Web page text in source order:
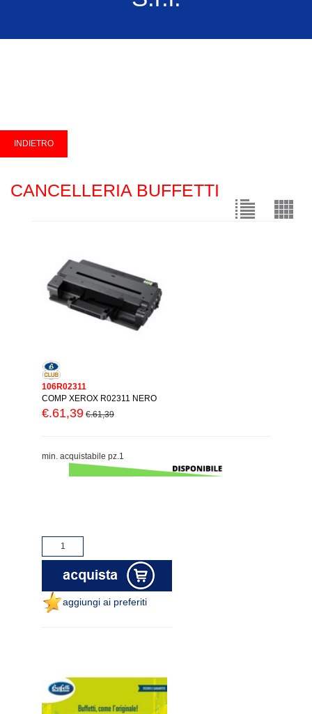
CANCELLERIA BUFFETTI
106R02311
COMP XEROX R02311 NERO
€.61,39 €.61,39
min. acquistabile pz.1
aggiungi ai preferiti